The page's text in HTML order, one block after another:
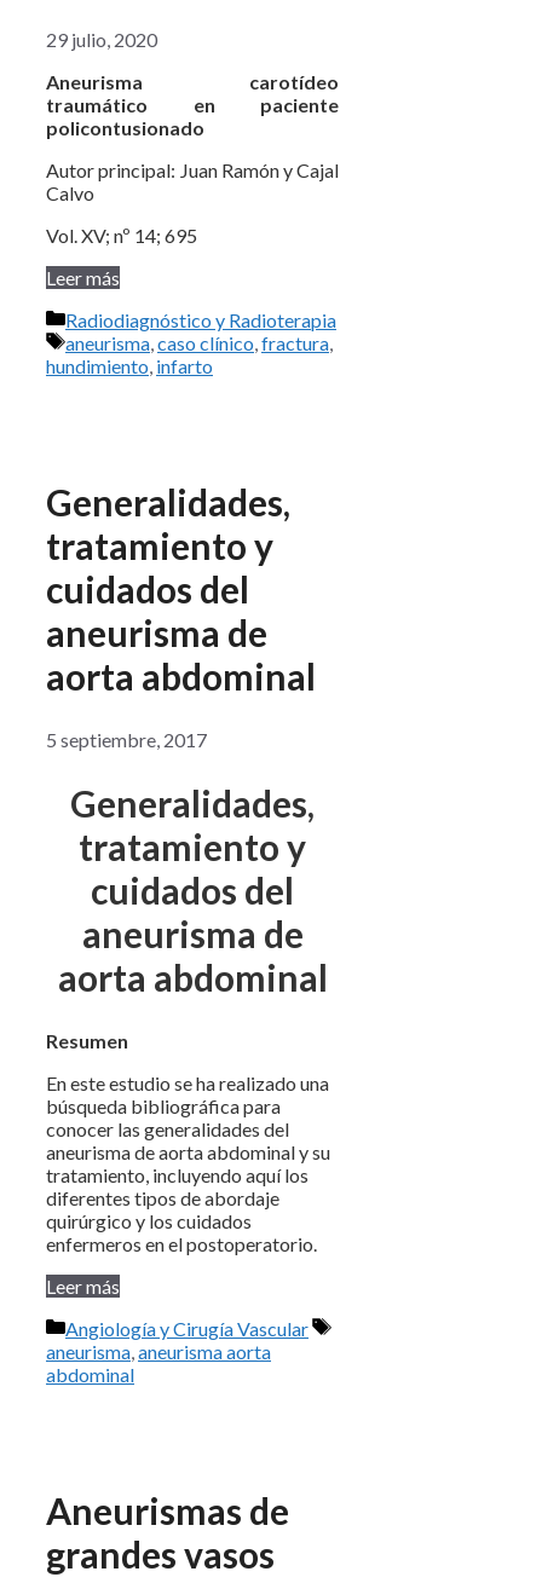
29 julio, 2020
Aneurisma carotídeo
traumático en paciente
policontusionado
Autor principal: Juan Ramón y Cajal
Calvo
Vol. XV; nº 14; 695
Leer más
Categorías
Radiodiagnóstico y Radioterapia
Etiquetas
aneurisma,caso clínico,fractura,
hundimiento, infarto
Generalidades,
tratamiento y
cuidados del
aneurisma de
aorta abdominal
5 septiembre, 2017
Generalidades,
tratamiento y
cuidados del
aneurisma de
aorta abdominal
Resumen
En este estudio se ha realizado una
búsqueda bibliográfica para
conocer las generalidades del
aneurisma de aorta abdominal y su
tratamiento, incluyendo aquí los
diferentes tipos de abordaje
quirúrgico y los cuidados
enfermeros en el postoperatorio.
Leer más
Categorías
Angiología y Cirugía Vascular
Etiquetas
aneurisma,aneurisma aorta
abdominal
Aneurismas de
grandes vasos